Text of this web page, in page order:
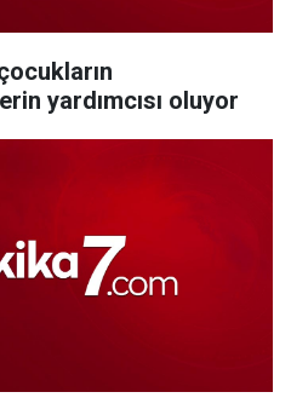
yardımcısı oluyor